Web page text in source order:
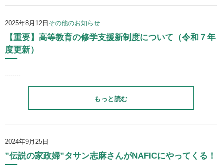
2025年8月12日 その他のお知らせ
【重要】高等教育の修学支援新制度について（令和７年
度更新）
もっと読む
2024年9月25日
”伝説の家政婦”タサン志麻さんがNAFICにやってくる！